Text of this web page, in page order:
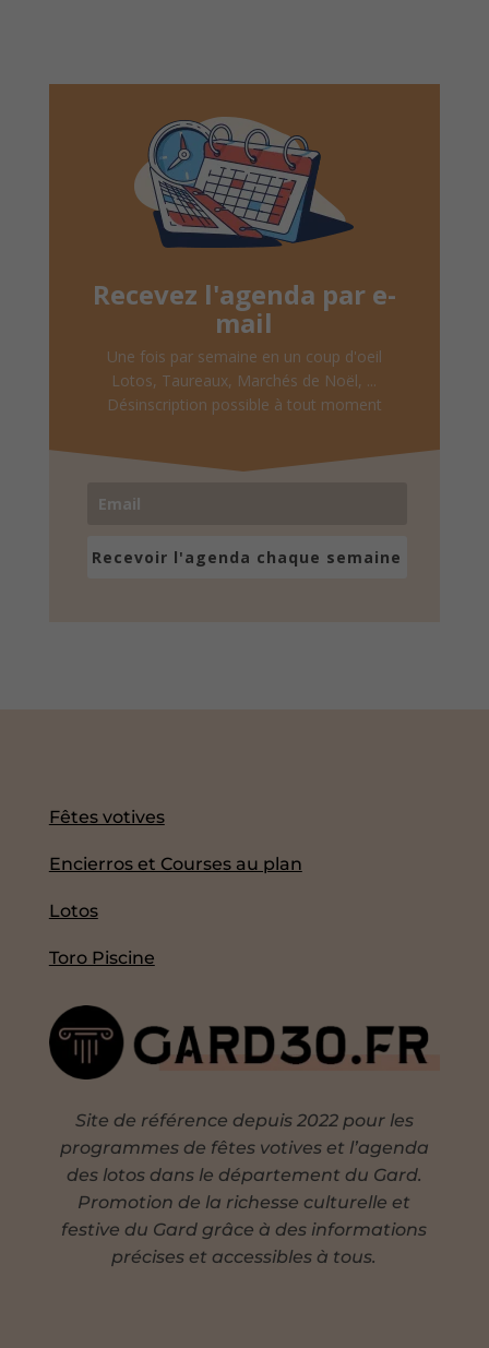
Recevez l'agenda par e-
mail
Une fois par semaine en un coup d'oeil
Lotos, Taureaux, Marchés de Noël, ...
Désinscription possible à tout moment
Recevoir l'agenda chaque semaine
Fêtes votives
Encierros et Courses au plan
Lotos
Toro Piscine
Site de référence depuis 2022 pour les
programmes de fêtes votives et l’agenda
des lotos dans le département du Gard.
Promotion de la richesse culturelle et
festive du Gard grâce à des informations
précises et accessibles à tous.